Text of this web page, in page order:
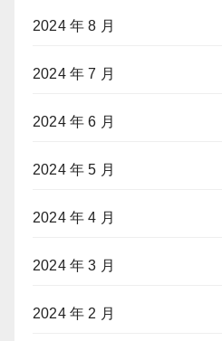
2024 年 8 月
2024 年 7 月
2024 年 6 月
2024 年 5 月
2024 年 4 月
2024 年 3 月
2024 年 2 月